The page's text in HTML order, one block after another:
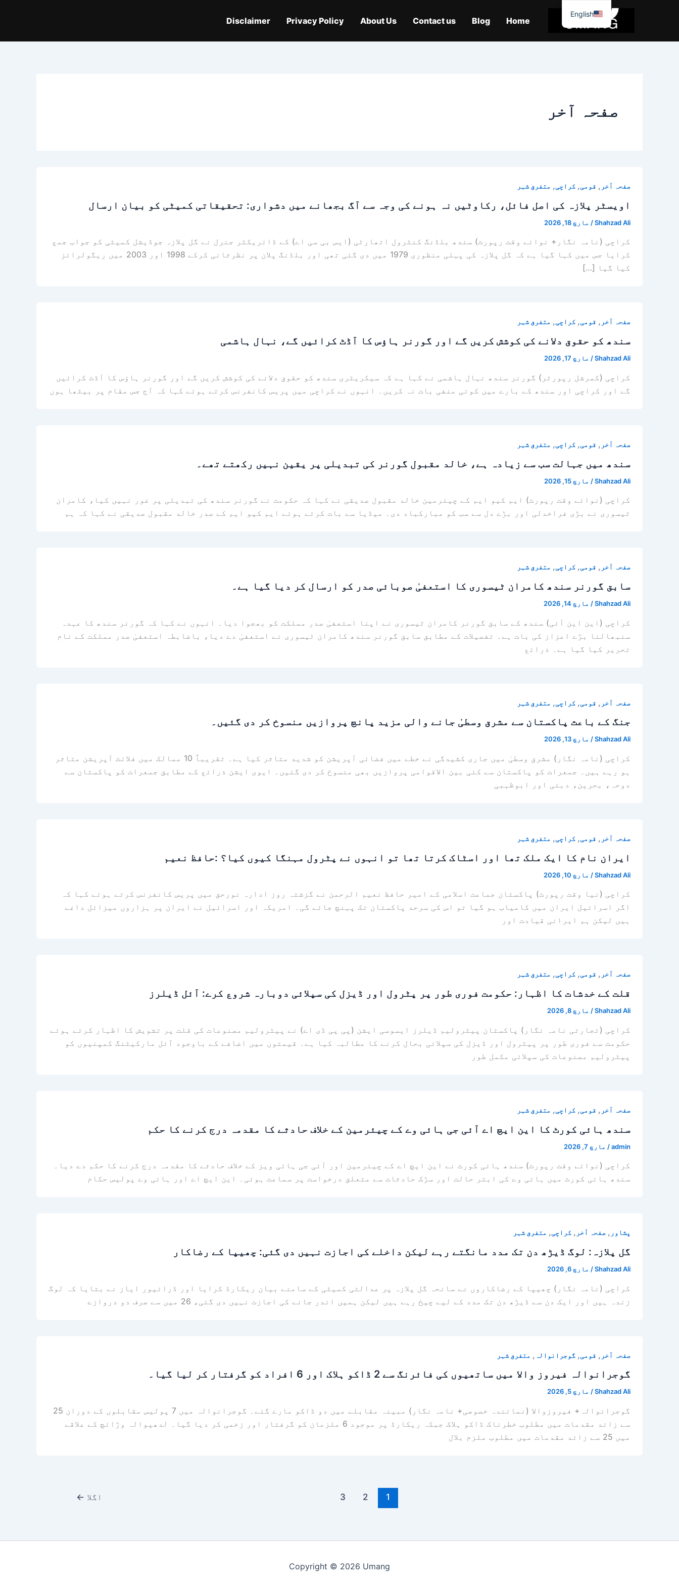
Home
Blog
Contact us
About Us
Privacy Policy
Disclaimer
صفحہ آخر
صفحہ آخر , قومی, کراچی, متفرق شہر
اویسٹر پلازہ کی اصل فائل، رکاوٹیں نہ ہونے کی وجہ سے آگ بجھانے میں دشواری: تحقیقاتی کمیٹی کو بیان ارسال
Shahzad Ali
/ مارچ 18, 2026
کراچی (نامہ نگار+ نوائے وقت رپورٹ) سندھ بلڈنگ کنٹرول اتھارٹی (ایس بی سی اے) کے ڈائریکٹر جنرل نے گل پلازہ جوڈیشل کمیٹی کو جواب جمع
کرایا جس میں کہا گیا ہے کہ گل پلازہ کی پہلی منظوری 1979 میں دی گئی تھی اور بلڈنگ پلان پر نظرثانی کرکے 1998 اور 2003 میں ریگولرائز
کیا گیا […]
صفحہ آخر , قومی, کراچی, متفرق شہر
سندھ کو حقوق دلانے کی کوشش کریں گے اور گورنر ہاؤس کا آڈٹ کرائیں گے، نہال ہاشمی
Shahzad Ali
/ مارچ 17, 2026
کراچی (کمرشل رپورٹر) گورنر سندھ نہال ہاشمی نے کہا ہے کہ سیکریٹری سندھ کو حقوق دلانے کی کوشش کریں گے اور گورنر ہاؤس کا آڈٹ کرائیں
گے اور کراچی اور سندھ کے بارے میں کوئی منفی بات نہ کریں۔ انہوں نے کراچی میں پریس کانفرنس کرتے ہوئے کہا کہ آج جس مقام پر بیٹھا ہوں
صفحہ آخر , قومی, کراچی, متفرق شہر
سندھ میں جہالت سب سے زیادہ ہے، خالد مقبول گورنر کی تبدیلی پر یقین نہیں رکھتے تھے۔
Shahzad Ali
/ مارچ 15, 2026
کراچی (نوائے وقت رپورٹ) ایم کیو ایم کے چیئرمین خالد مقبول صدیقی نے کہا کہ حکومت نے گورنر سندھ کی تبدیلی پر غور نہیں کیا، کامران
ٹیسوری نے بڑی فراخدلی اور بڑے دل سے سب کو مبارکباد دی۔ میڈیا سے بات کرتے ہوئے ایم کیو ایم کے صدر خالد مقبول صدیقی نے کہا کہ ہم
صفحہ آخر , قومی, کراچی, متفرق شہر
سابق گورنر سندھ کامران ٹیسوری کا استعفیٰ صوبائی صدر کو ارسال کر دیا گیا ہے۔
Shahzad Ali
/ مارچ 14, 2026
کراچی (این این آئی) سندھ کے سابق گورنر کامران ٹیسوری نے اپنا استعفیٰ صدر مملکت کو بھجوا دیا۔ انہوں نے کہا کہ گورنر سندھ کا عہدہ
سنبھالنا بڑے اعزاز کی بات ہے۔ تفصیلات کے مطابق سابق گورنر سندھ کامران ٹیسوری نے استعفیٰ دے دیا، باضابطہ استعفیٰ صدر مملکت کے نام
تحریر کیا گیا ہے۔ ذرائع
صفحہ آخر , قومی, کراچی, متفرق شہر
جنگ کے باعث پاکستان سے مشرق وسطیٰ جانے والی مزید پانچ پروازیں منسوخ کر دی گئیں۔
Shahzad Ali
/ مارچ 13, 2026
کراچی (نامہ نگار) مشرق وسطیٰ میں جاری کشیدگی نے خطے میں فضائی آپریشن کو شدید متاثر کیا ہے۔ تقریباً 10 ممالک میں فلائٹ آپریشن متاثر
ہو رہے ہیں۔ جمعرات کو پاکستان سے کئی بین الاقوامی پروازیں بھی منسوخ کر دی گئیں۔ ایوی ایشن ذرائع کے مطابق جمعرات کو پاکستان سے
دوحہ، بحرین، دبئی اور ابوظہبی
صفحہ آخر , قومی, کراچی, متفرق شہر
ایران نام کا ایک ملک تھا اور اسٹاک کرتا تھا تو انہوں نے پٹرول مہنگا کیوں کیا؟ :حافظ نعیم
Shahzad Ali
/ مارچ 10, 2026
کراچی (نیا وقت رپورٹ) پاکستان جماعت اسلامی کے امیر حافظ نعیم الرحمن نے گزشتہ روز ادارہ نورحق میں پریس کانفرنس کرتے ہوئے کہا کہ
اگر اسرائیل ایران میں کامیاب ہو گیا تو اس کی سرحد پاکستان تک پہنچ جائے گی۔ امریکہ اور اسرائیل نے ایران پر ہزاروں میزائل داغے
ہیں لیکن ہم ایرانی قیادت اور
صفحہ آخر , قومی, کراچی, متفرق شہر
قلت کے خدشات کا اظہار: حکومت فوری طور پر پٹرول اور ڈیزل کی سپلائی دوبارہ شروع کرے: آئل ڈیلرز
Shahzad Ali
/ مارچ 8, 2026
کراچی (تجارتی نامہ نگار) پاکستان پیٹرولیم ڈیلرز ایسوسی ایشن (پی پی ڈی اے) نے پیٹرولیم مصنوعات کی قلت پر تشویش کا اظہار کرتے ہوئے
حکومت سے فوری طور پر پیٹرول اور ڈیزل کی سپلائی بحال کرنے کا مطالبہ کیا ہے۔ قیمتوں میں اضافے کے باوجود آئل مارکیٹنگ کمپنیوں کو
پیٹرولیم مصنوعات کی سپلائی مکمل طور
صفحہ آخر , قومی, کراچی, متفرق شہر
سندھ ہائی کورٹ کا این ایچ اے آئی جی ہائی وے کے چیئرمین کے خلاف حادثے کا مقدمہ درج کرنے کا حکم
admin
/ مارچ 7, 2026
کراچی (نوائے وقت رپورٹ) سندھ ہائی کورٹ نے این ایچ اے کے چیئرمین اور آئی جی ہائی ویز کے خلاف حادثے کا مقدمہ درج کرنے کا حکم دے دیا۔
سندھ ہائی کورٹ میں ہائی وے کی ابتر حالت اور سڑک حادثات سے متعلق درخواست پر سماعت ہوئی۔ این ایچ اے اور ہائی وے پولیس حکام
پشاور , صفحہ آخر , کراچی, متفرق شہر
گل پلازہ: لوگ ڈیڑھ دن تک مدد مانگتے رہے لیکن داخلے کی اجازت نہیں دی گئی: چھیپا کے رضاکار
Shahzad Ali
/ مارچ 6, 2026
کراچی (نامہ نگار) چھیپا کے رضاکاروں نے سانحہ گل پلازہ پر عدالتی کمیٹی کے سامنے بیان ریکارڈ کرایا اور ڈرائیور ایاز نے بتایا کہ لوگ
زندہ ہیں اور ایک دن سے ڈیڑھ دن تک مدد کے لیے چیخ رہے ہیں لیکن ہمیں اندر جانے کی اجازت نہیں دی گئی، 26 میں سے صرف دو دروازے
صفحہ آخر , قومی, گوجرانوالہ , متفرق شہر
گوجرانوالہ فیروز والا میں ساتھیوں کی فائرنگ سے 2 ڈاکو ہلاک اور 6 افراد کو گرفتار کر لیا گیا۔
Shahzad Ali
/ مارچ 5, 2026
گوجرانوالہ+ فیروزوالا (نمائندہ خصوصی+ نامہ نگار) مبینہ مقابلے میں دو ڈاکو مارے گئے۔ گوجرانوالہ میں 7 پولیس مقابلوں کے دوران 25
سے زائد مقدمات میں مطلوب خطرناک ڈاکو ہلاک جبکہ ریکارڈ پر موجود 6 ملزمان کو گرفتار اور زخمی کر دیا گیا۔ لدھیوالہ وڑائچ کے علاقے
میں 25 سے زائد مقدمات میں مطلوب ملزم بلال
1
2
3 اگلا ←
Copyright © 2026 Umang
English